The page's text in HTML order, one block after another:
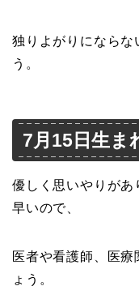
独りよがりにならな
う。
7月15日生ま
優しく思いやりがあ
早いので、
医者や看護師、医
ょう。